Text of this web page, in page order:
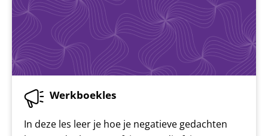
Werkboekles
In deze les leer je hoe je negatieve gedachten